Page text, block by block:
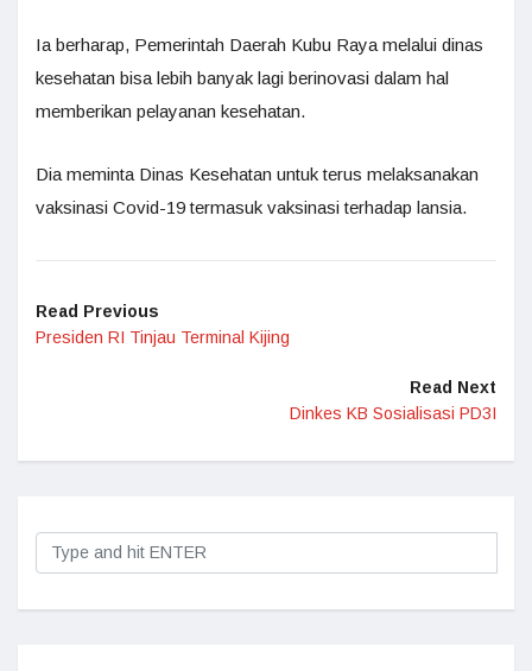
Ia berharap, Pemerintah Daerah Kubu Raya melalui dinas
kesehatan bisa lebih banyak lagi berinovasi dalam hal
memberikan pelayanan kesehatan.
Dia meminta Dinas Kesehatan untuk terus melaksanakan
vaksinasi Covid-19 termasuk vaksinasi terhadap lansia.
Read Previous
Presiden RI Tinjau Terminal Kijing
Read Next
Dinkes KB Sosialisasi PD3I